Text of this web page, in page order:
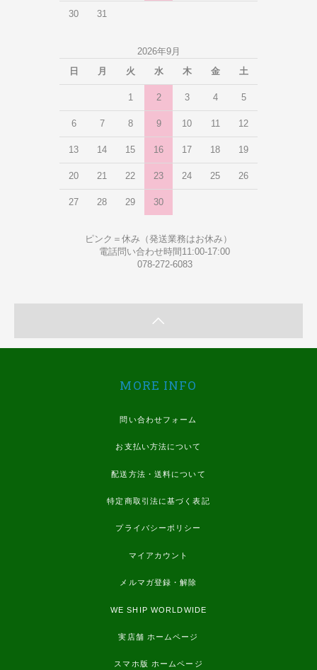
30 31
2026年9月
日
月 火 水 木 金 土
1 2 3 4 5
6 7 8 9 10 11 12
13 14 15 16 17 18 19
20 21 22 23 24 25 26
27 28 29 30
ピンク＝休み（発送業務はお休み）
電話問い合わせ時間11:00-17:00
078-272-6083
MORE INFO
問い合わせフォーム
お支払い方法について
配送方法・送料について
特定商取引法に基づく表記
プライバシーポリシー
マイアカウント
メルマガ登録・解除
WE SHIP WORLDWIDE
実店舗 ホームページ
スマホ版 ホームページ